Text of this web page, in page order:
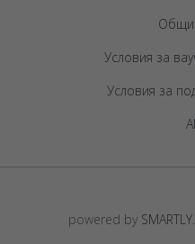
Общи
Условия за
Условия за
powered by